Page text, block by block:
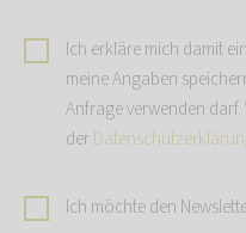
Ich erkläre mich damit
meine Angaben
Anfrage verwenden
der
Ich möchte den